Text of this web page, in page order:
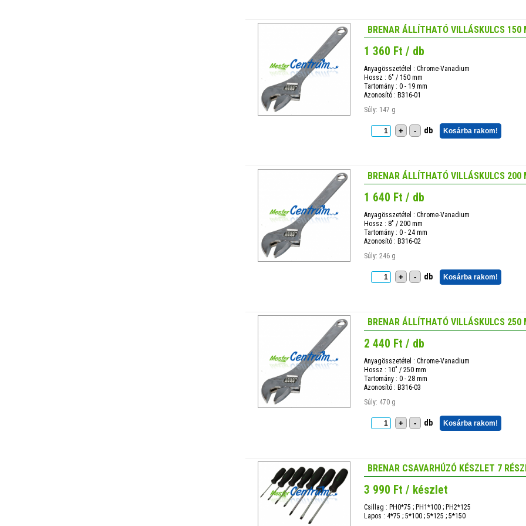
BRENAR ÁLLÍTHATÓ VILLÁSKULCS 150
1 360 Ft / db
Anyagösszetétel : Chrome-Vanadium
Hossz : 6" / 150 mm
Tartomány : 0 - 19 mm
Azonosító : B316-01
Súly: 147 g
+ - db Kosárba rakom!
BRENAR ÁLLÍTHATÓ VILLÁSKULCS 200
1 640 Ft / db
Anyagösszetétel : Chrome-Vanadium
Hossz : 8" / 200 mm
Tartomány : 0 - 24 mm
Azonosító : B316-02
Súly: 246 g
+ - db Kosárba rakom!
BRENAR ÁLLÍTHATÓ VILLÁSKULCS 250
2 440 Ft / db
Anyagösszetétel : Chrome-Vanadium
Hossz : 10" / 250 mm
Tartomány : 0 - 28 mm
Azonosító : B316-03
Súly: 470 g
+ - db Kosárba rakom!
BRENAR CSAVARHÚZÓ KÉSZLET 7
3 990 Ft / készlet
Csillag : PH0*75 ; PH1*100 ; PH2*125
Lapos : 4*75 ; 5*100 ; 5*125 ; 5*150